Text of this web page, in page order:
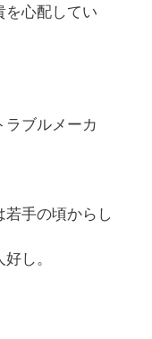
を心配してい
ラブルメーカ
手の頃からし
し。